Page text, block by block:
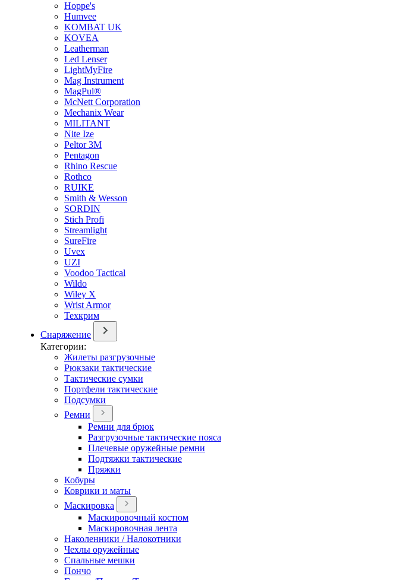
Hoppe's
Humvee
KOMBAT UK
KOVEA
Leatherman
Led Lenser
LightMyFire
Mag Instrument
MagPul®
McNett Corporation
Mechanix Wear
MILITANT
Nite Ize
Peltor 3M
Pentagon
Rhino Rescue
Rothco
RUIKE
Smith & Wesson
SORDIN
Stich Profi
Streamlight
SureFire
Uvex
UZI
Voodoo Tactical
Wildo
Wiley X
Wrist Armor
Техкрим
Снаряжение
Категории:
Жилеты разгрузочные
Рюкзаки тактические
Тактические сумки
Портфели тактические
Подсумки
Ремни
Ремни для брюк
Разгрузочные тактические пояса
Плечевые оружейные ремни
Подтяжки тактические
Пряжки
Кобуры
Коврики и маты
Маскировка
Маскировочный костюм
Маскировочная лента
Наколенники / Налокотники
Чехлы оружейные
Спальные мешки
Пончо